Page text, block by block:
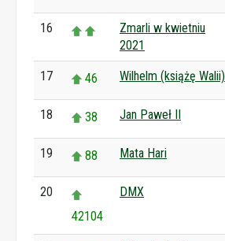
16
Zmarli w kwietniu
2021
17 46 Wilhelm (książę Walii)
18 38 Jan Paweł II
19 88 Mata Hari
20
42104
DMX